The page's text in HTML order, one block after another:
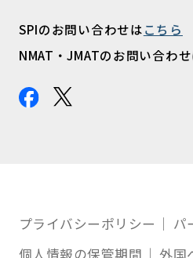
SPIのお問い合わせはこちら
NMAT・JMATのお問い合わ
プライバシーポリシー
パ
個人情報の保管期間
外国